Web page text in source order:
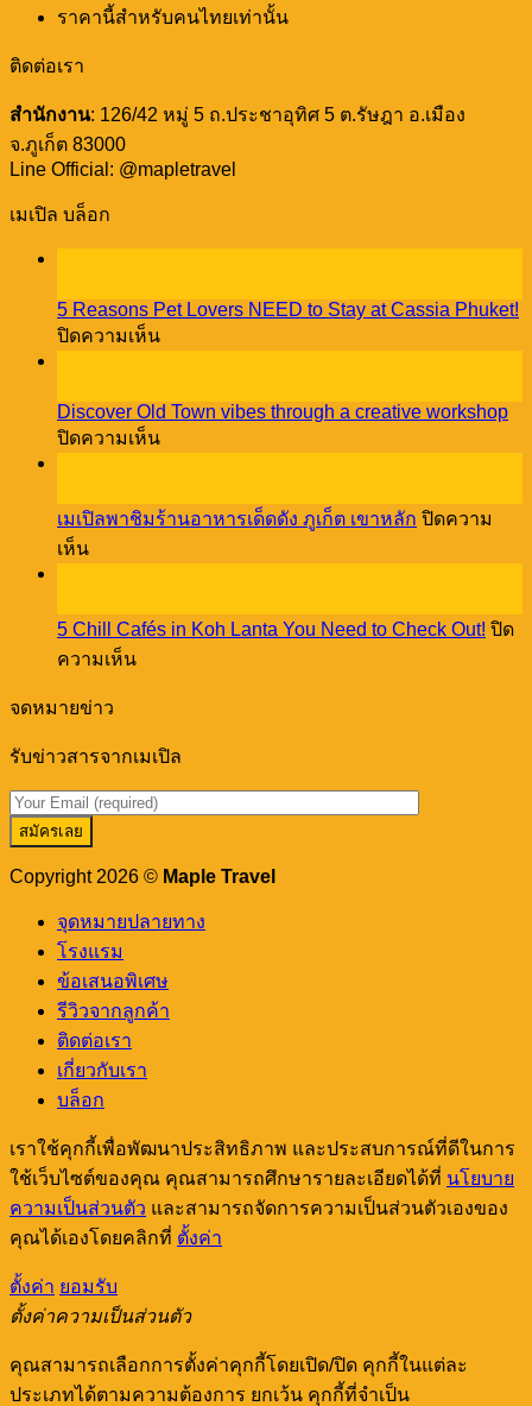
ราคานี้สำหรับคนไทยเท่านั้น
ติดต่อเรา
สำนักงาน: 126/42 หมู่ 5 ถ.ประชาอุทิศ 5 ต.รัษฎา อ.เมือง
จ.ภูเก็ต 83000
Line Official: @mapletravel
เมเปิล บล็อก
5 Reasons Pet Lovers NEED to Stay at Cassia Phuket!
ปิดความเห็นบน
Pet
Lovers
NEED
at
Cassia
Discover Old Town vibes through a creative workshop
ปิดความเห็นบน
Town
vibes
เมเปิลพาชิมร้านอาหารเด็ดดัง ภูเก็ต เขาหลัก ปิดความ
เห็นบน
พา
ชิม
ร้าน
เด็ด
ภูเก็ต
เขา
หลัก
5 Chill Cafés in Koh Lanta You Need to Check Out! ปิด
ความเห็นบน
Koh
Lanta
You
Check
จดหมายข่าว
รับข่าวสารจากเมเปิล
Copyright 2026 © Maple Travel
จุดหมายปลายทาง
โรงแรม
ข้อเสนอพิเศษ
รีวิวจากลูกค้า
ติดต่อเรา
เกี่ยวกับเรา
บล็อก
เราใช้คุกกี้เพื่อพัฒนาประสิทธิภาพ และประสบการณ์ที่ดีในการ
ใช้เว็บไซต์ของคุณ คุณสามารถศึกษารายละเอียดได้ที่ นโยบาย
ความเป็นส่วนตัว และสามารถจัดการความเป็นส่วนตัวเองของ
คุณได้เองโดยคลิกที่ ตั้งค่า
ตั้งค่า ยอมรับ
ตั้งค่าความเป็นส่วนตัว
คุณสามารถเลือกการตั้งค่าคุกกี้โดยเปิด/ปิด คุกกี้ในแต่ละ
ประเภทได้ตามความต้องการ ยกเว้น คุกกี้ที่จำเป็น